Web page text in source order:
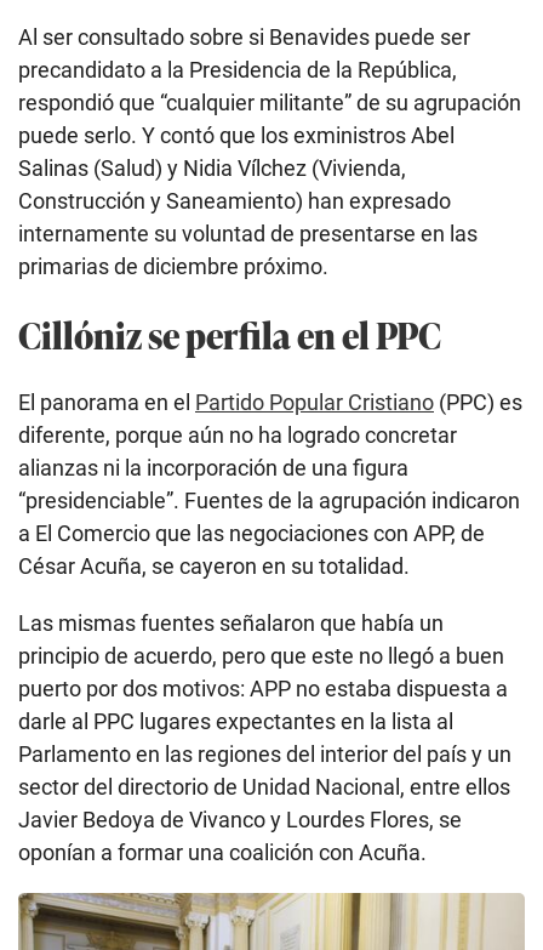
Al ser consultado sobre si Benavides puede ser
precandidato a la Presidencia de la República,
respondió que “cualquier militante” de su agrupación
puede serlo. Y contó que los exministros Abel
Salinas (Salud) y Nidia Vílchez (Vivienda,
Construcción y Saneamiento) han expresado
internamente su voluntad de presentarse en las
primarias de diciembre próximo.
Cillóniz se perfila en el PPC
El panorama en el Partido Popular Cristiano (PPC) es
diferente, porque aún no ha logrado concretar
alianzas ni la incorporación de una figura
“presidenciable”. Fuentes de la agrupación indicaron
a El Comercio que las negociaciones con APP, de
César Acuña, se cayeron en su totalidad.
Las mismas fuentes señalaron que había un
principio de acuerdo, pero que este no llegó a buen
puerto por dos motivos: APP no estaba dispuesta a
darle al PPC lugares expectantes en la lista al
Parlamento en las regiones del interior del país y un
sector del directorio de Unidad Nacional, entre ellos
Javier Bedoya de Vivanco y Lourdes Flores, se
oponían a formar una coalición con Acuña.